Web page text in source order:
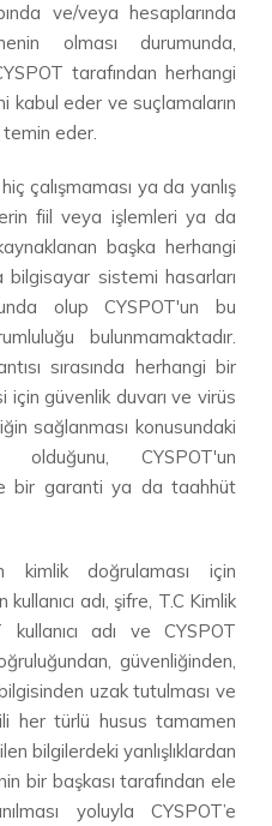
ve/veya hesaplarında
olması durumunda,
tarafından herhangi
kabul eder ve suçlamaların
temin eder.
çalışmaması ya da yanlış
fiil veya işlemleri ya da
başka herhangi
sistemi hasarları
olup CYSPOT'un bu
bulunmamaktadır.
sırasında herhangi bir
için güvenlik duvarı ve virüs
sağlanması konusundaki
olduğunu, CYSPOT'un
bir garanti ya da taahhüt
kimlik doğrulaması için
adı, şifre, T.C Kimlik
adı ve CYSPOT
güvenliğinden,
uzak tutulması ve
her türlü husus tamamen
bilgilerdeki yanlışlıklardan
bir başkası tarafından ele
yoluyla CYSPOT’e